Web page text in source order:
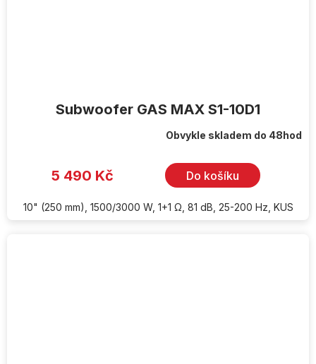
Subwoofer GAS MAX S1-10D1
Obvykle skladem do 48hod
5 490 Kč Do košíku
10" (250 mm), 1500/3000 W, 1+1 Ω, 81 dB, 25-200 Hz, KUS